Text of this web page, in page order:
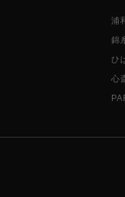
浦
錦
ひ
心